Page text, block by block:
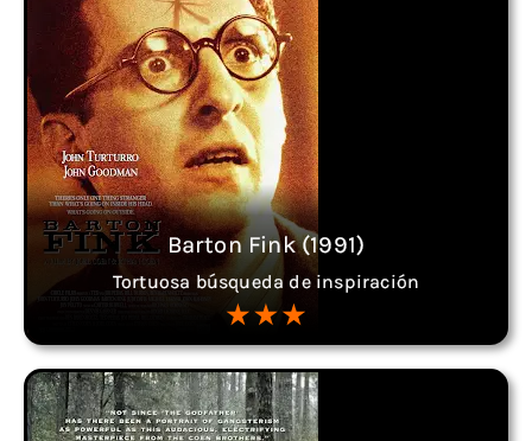
Barton Fink (1991)
Tortuosa búsqueda de inspiración